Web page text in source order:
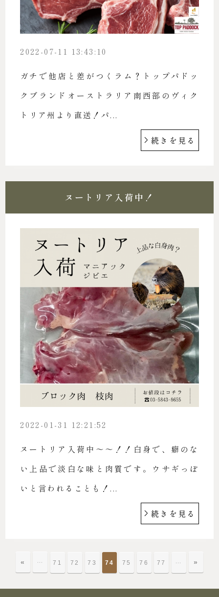
2022-07-11 13:43:10
ガチで他店と差がつくラム？トップパドッ
クブランドオーストラリア南西部のヴィク
トリア州より直送！パ...
続きを見る
ヌートリア入荷中！
2022-01-31 12:21:52
ヌートリア入荷中〜〜！！白身で、癖のな
い上品で淡白な味と肉質です。ウサギっぽ
いと言われることも！...
続きを見る
« … 71 72 73 74 75 76 77 … »